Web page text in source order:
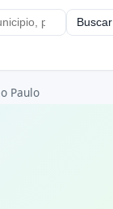
Buscar
Paulo